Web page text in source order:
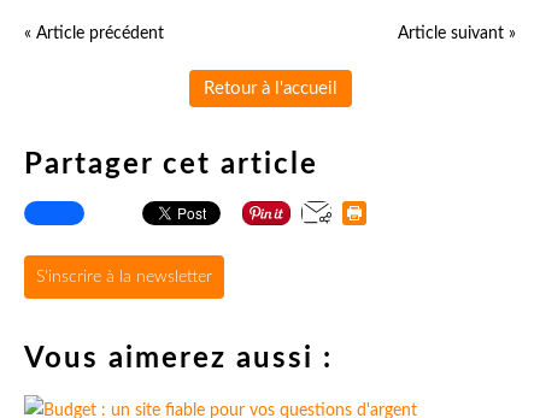
« Article précédent Article suivant »
Retour à l'accueil
Partager cet article
S'inscrire à la newsletter
Vous aimerez aussi :